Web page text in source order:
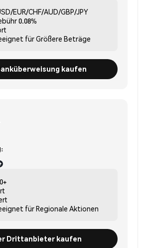
EUR/CHF/AUD/GBP/JPY
0.08%
fürGrößere Beträge
kaufen
fürRegionale Aktionen
Drittanbieter kaufen